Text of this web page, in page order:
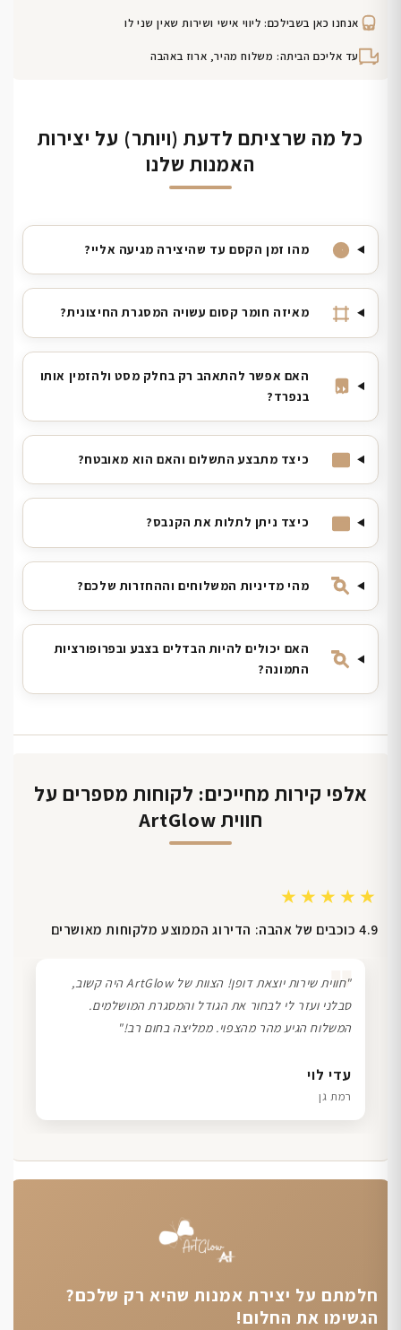
אנחנו כאן בשבילכם: ליווי אישי ושירות שאין שני לו
עד אליכם הביתה: משלוח מהיר, ארוז באהבה
כל מה שרציתם לדעת (ויותר) על יצירות
האמנות שלנו
מהו זמן הקסם עד שהיצירה מגיעה אליי?
מאיזה חומר קסום עשויה המסגרת החיצונית?
האם אפשר להתאהב רק בחלק מסט ולהזמין אותו
בנפרד?
כיצד מתבצע התשלום והאם הוא מאובטח?
כיצד ניתן לתלות את הקנבס?
מהי מדיניות המשלוחים וההחזרות שלכם?
האם יכולים להיות הבדלים בצבע ובפרופורציות
התמונה?
אלפי קירות מחייכים: לקוחות מספרים על
חווית ArtGlow
★★★★★
4.9 כוכבים של אהבה: הדירוג הממוצע מלקוחות מאושרים
שרון כהן
תל אביב
❞
"חווית שירות יוצאת דופן! הצוות של ArtGlow היה קשוב,
סבלני ועזר לי לבחור את הגודל והמסגרת המושלמים.
המשלוח הגיע מהר מהצפוי. ממליצה בחום רב!"
עדי לוי
רמת גן
דנה גל
חיפה
ליאת ויוסי מ.
הוד השרון
חלמתם על יצירת אמנות שהיא רק שלכם?
הגשימו את החלום!